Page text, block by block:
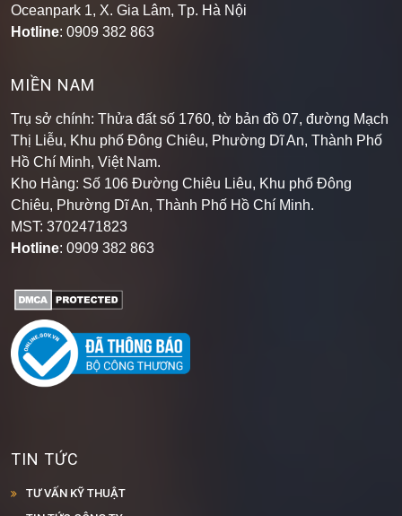
Hotline: 0909 382 863
Trụ sở chính: Thửa đất số 1760, tờ bản đồ 07, đường Mạch
Thị Liễu, Khu phố Đông Chiêu, Phường Dĩ An, Thành Phố
Hồ Chí Minh, Việt Nam.
Kho Hàng: Số 106 Đường Chiêu Liêu, Khu phố Đông
Chiêu, Phường Dĩ An, Thành Phố Hồ Chí Minh.
MST: 3702471823
Hotline: 0909 382 863
TƯ VẤN KỸ THUẬT
TIN TỨC CÔNG TY